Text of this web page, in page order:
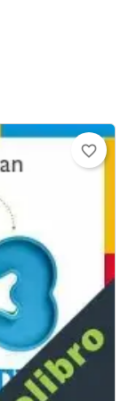
favorite_border